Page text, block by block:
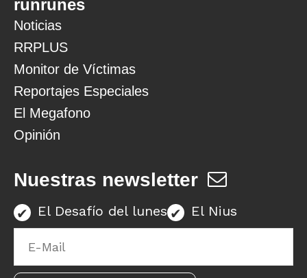
runrunes
Noticias
RRPLUS
Monitor de Víctimas
Reportajes Especiales
El Megafono
Opinión
Nuestras newsletter
El Desafío del lunes El Nius